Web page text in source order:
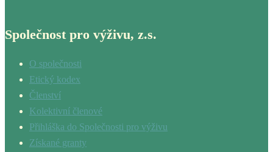
Společnost pro výživu, z.s.
O společnosti
Etický kodex
Členství
Kolektivní členové
Přihláška do Společnosti pro výživu
Získané granty